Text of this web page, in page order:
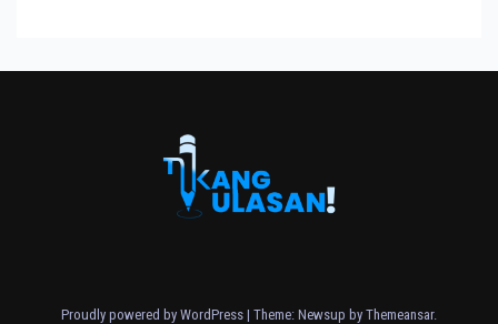
Proudly powered by WordPress | Theme: Newsup by Themeansar.